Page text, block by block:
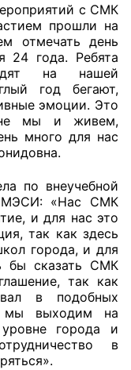
г.
с СМК
прошли на
отмечать день
24 года. Ребята
на нашей
год бегают,
эмоции. Это
мы и живем,
много для нас
по внеучебной
МЭСИ: «Нас СМК
и для нас это
так как здесь
города, и для
бы сказать СМК
так как
в подобных
мы выходим на
города и
в